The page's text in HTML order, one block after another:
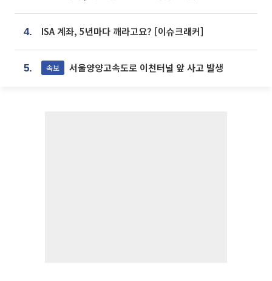
4. ISA 계좌, 5년마다 깨라고요? [이슈크래커]
5. 속보 서울양양고속도로 이천터널 앞 사고 발생